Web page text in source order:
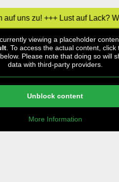
zu! +++ Lust auf
viewing a placeholder
. To access the actual content, click
Please note that doing so will
data with third-party providers.
Unblock content
More Information